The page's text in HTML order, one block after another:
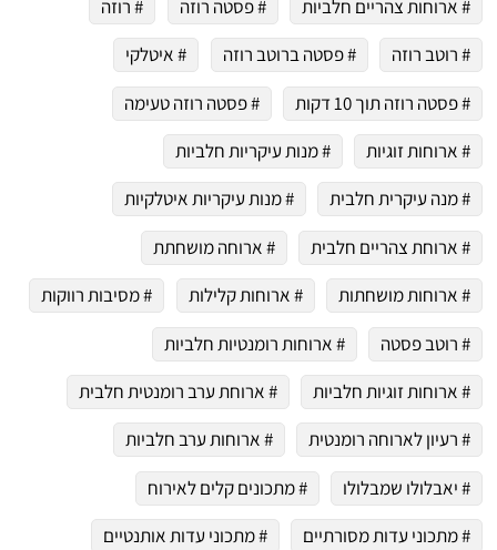
שלי "פודיק" כמנויים עוד היום!
כמנויים ותלחצו על הפעמון תקבלו התראה לטלפון הנייד ברגע שעולה מתכון חדש לערוץ,
# ארוחות צהריים חלביות # פסטה רוזה
# רוזה
# רוטב רוזה
# פסטה ברוטב רוזה
# איטלקי
# פסטה רוזה תוך 10 דקות
# פסטה רוזה טעימה
# ארוחות זוגיות
# מנות עיקריות חלביות
# מנה עיקרית חלבית
# מנות עיקריות איטלקיות
# ארוחת צהריים חלבית
# ארוחה מושחתת
# ארוחות מושחתות
# ארוחות קלילות
# מסיבות רווקות
# רוטב פסטה
# ארוחות רומנטיות חלביות
# ארוחות זוגיות חלביות
# ארוחת ערב רומנטית חלבית
# רעיון לארוחה רומנטית
# ארוחות ערב חלביות
# יאבלולו שמבלולו
# מתכונים קלים לאירוח
# מתכוני עדות מסורתיים
# מתכוני עדות אותנטיים